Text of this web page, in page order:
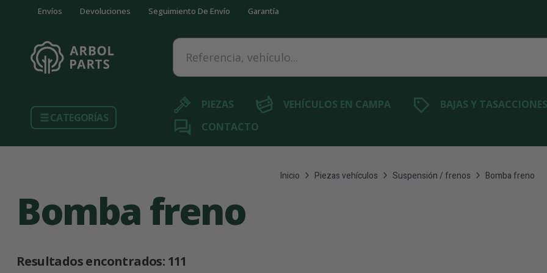
Envíos Devoluciones Seguimiento De Envío Garantía
Referencia, vehículo...
CATEGORÍAS
PIEZAS VEHÍCULOS EN CAMPA BAJAS Y TASACCIONES
CONTACTO
Inicio Piezas vehículos Suspensión / frenos Bomba freno
Bomba freno
Resultados encontrados: 111